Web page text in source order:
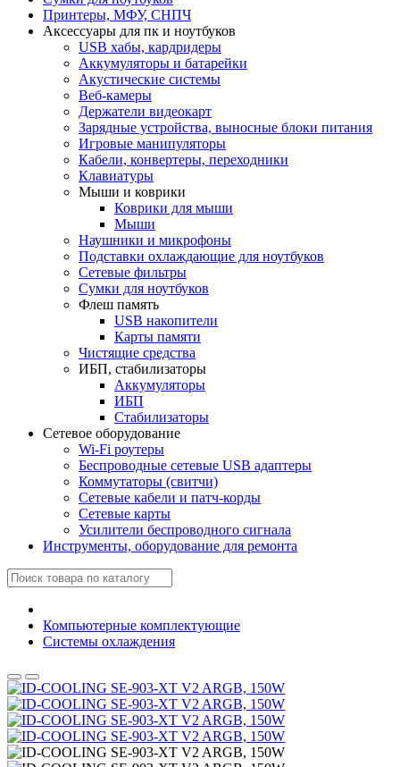
Принтеры, МФУ, СНПЧ
Аксессуары для пк и ноутбуков
USB хабы, кардридеры
Аккумуляторы и батарейки
Акустические системы
Веб-камеры
Держатели видеокарт
Зарядные устройства, выносные блоки питания
Игровые манипуляторы
Кабели, конвертеры, переходники
Клавиатуры
Мыши и коврики
Коврики для мыши
Мыши
Наушники и микрофоны
Подставки охлаждающие для ноутбуков
Сетевые фильтры
Сумки для ноутбуков
Флеш память
USB накопители
Карты памяти
Чистящие средства
ИБП, стабилизаторы
Аккумуляторы
ИБП
Стабилизаторы
Сетевое оборудование
Wi-Fi роутеры
Беспроводные сетевые USB адаптеры
Коммутаторы (свитчи)
Сетевые кабели и патч-корды
Сетевые карты
Усилители беспроводного сигнала
Инструменты, оборудование для ремонта
Компьютерные комплектующие
Системы охлаждения